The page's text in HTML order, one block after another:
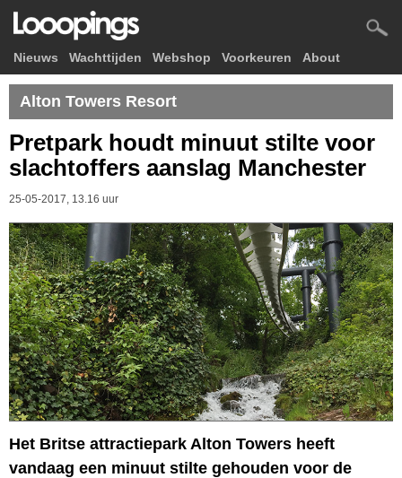
Nieuws Wachttijden Webshop Voorkeuren About
Alton Towers Resort
Pretpark houdt minuut stilte voor
slachtoffers aanslag Manchester
25-05-2017, 13.16 uur
Het Britse attractiepark Alton Towers heeft
vandaag een minuut stilte gehouden voor de